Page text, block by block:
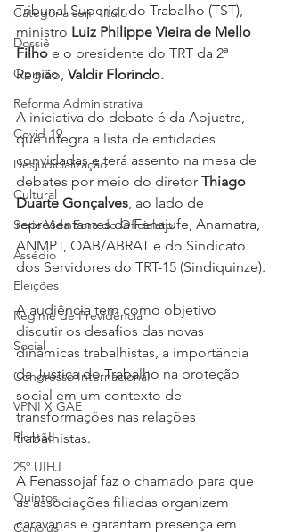
Categoria sem título
Dossiê
Opinião
Reforma Administrativa
Covid-19
Desjudicialização
Cultural
Serie Vida Fora do Oficialato
Assédio
Eleições
Regime de Previdência
Social
Congresso Internacional
VPNI X GAE
Plantão
25º UIHJ
Quintos
Conojus
Tribunal Superior do Trabalho (TST),
ministro Luiz Philippe Vieira de Mello
Filho e o presidente do TRT da 2ª
Região, Valdir Florindo.
A iniciativa do debate é da Aojustra,
que integra a lista de entidades
convidadas e terá assento na mesa de
debates por meio do diretor Thiago
Duarte Gonçalves , ao lado de
representantes da Fenajufe, Anamatra,
ANMPT, OAB/ABRAT e do Sindicato
dos Servidores do TRT-15 (Sindiquinze).
A audiência tem como objetivo
discutir os desafios das novas
dinâmicas trabalhistas, a importância
da Justiça do Trabalho na proteção
social em um contexto de
transformações nas relações
trabalhistas.
A Fenassojaf faz o chamado para que
as associações filiadas organizem
caravanas e garantam presença em